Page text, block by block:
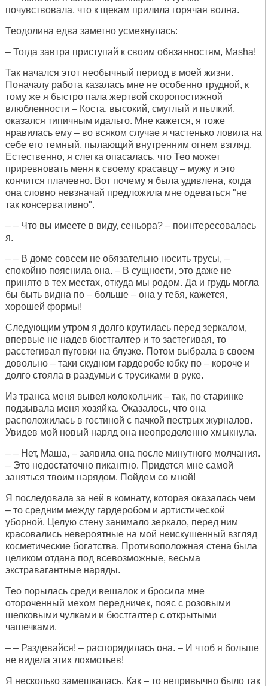
почувствовала, что к щекам прилила горячая волна.
Теодолина едва заметно усмехнулась:
– Тогда завтра приступай к своим обязанностям, Masha!
Так начался этот необычный период в моей жизни.
Поначалу работа казалась мне не особенно трудной, к
тому же я быстро пала жертвой скоропостижной
влюбленности – Коста, высокий, смуглый и пылкий,
оказался типичным идальго. Мне кажется, я тоже
нравилась ему – во всяком случае я частенько ловила на
себе его темный, пылающий внутренним огнем взгляд.
Естественно, я слегка опасалась, что Тео может
приревновать меня к своему красавцу – мужу и это
кончится плачевно. Вот почему я была удивлена, когда
она словно невзначай предложила мне одеваться "не
так консервативно".
– – Что вы имеете в виду, сеньора? – поинтересовалась
я.
– – В доме совсем не обязательно носить трусы, –
спокойно пояснила она. – В сущности, это даже не
принято в тех местах, откуда мы родом. Да и грудь могла
бы быть видна по – больше – она у тебя, кажется,
хорошей формы!
Следующим утром я долго крутилась перед зеркалом,
впервые не надев бюстгалтер и то застегивая, то
расстегивая пуговки на блузке. Потом выбрала в своем
довольно – таки скудном гардеробе юбку по – короче и
долго стояла в раздумьи с трусиками в руке.
Из транса меня вывел колокольчик – так, по старинке
подзывала меня хозяйка. Оказалось, что она
расположилась в гостиной с пачкой пестрых журналов.
Увидев мой новый наряд она неопределенно хмыкнула.
– – Нет, Маша, – заявила она после минутного молчания.
– Это недостаточно пикантно. Придется мне самой
заняться твоим нарядом. Пойдем со мной!
Я последовала за ней в комнату, которая оказалась чем
– то средним между гардеробом и артистической
уборной. Целую стену занимало зеркало, перед ним
красовались невероятные на мой неискушенный взгляд
косметические богатства. Противоположная стена была
целиком отдана под всевозможные, весьма
экстравагантные наряды.
Тео порылась среди вешалок и бросила мне
отороченный мехом передничек, пояс с розовыми
шелковыми чулками и бюстгалтер с открытыми
чашечками.
– – Раздевайся! – распорядилась она. – И чтоб я больше
не видела этих лохмотьев!
Я несколько замешкалась. Как – то непривычно было так